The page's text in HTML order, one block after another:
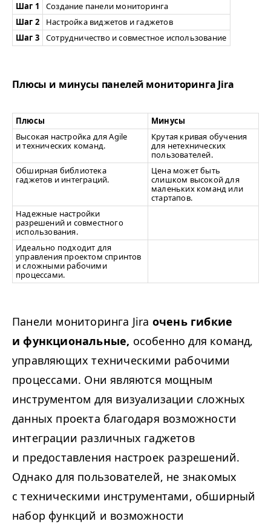
Шаг 1
Создание панели мониторинга
Шаг 2
Настройка виджетов и гаджетов
Шаг 3
Сотрудничество и совместное использование
Плюсы и минусы панелей мониторинга Jira
Плюсы
Минусы
Высокая настройка для Agile
и технических команд.
Крутая кривая обучения
для нетехнических
пользователей.
Обширная библиотека
гаджетов и интеграций.
Цена может быть
слишком высокой для
маленьких команд или
стартапов.
Надежные настройки
разрешений и совместного
использования.
Идеально подходит для
управления проектом спринтов
и сложными рабочими
процессами.
Панели мониторинга Jira очень гибкие
и функциональные, особенно для команд,
управляющих техническими рабочими
процессами. Они являются мощным
инструментом для визуализации сложных
данных проекта благодаря возможности
интеграции различных гаджетов
и предоставления настроек разрешений.
Однако для пользователей, не знакомых
с техническими инструментами, обширный
набор функций и возможности